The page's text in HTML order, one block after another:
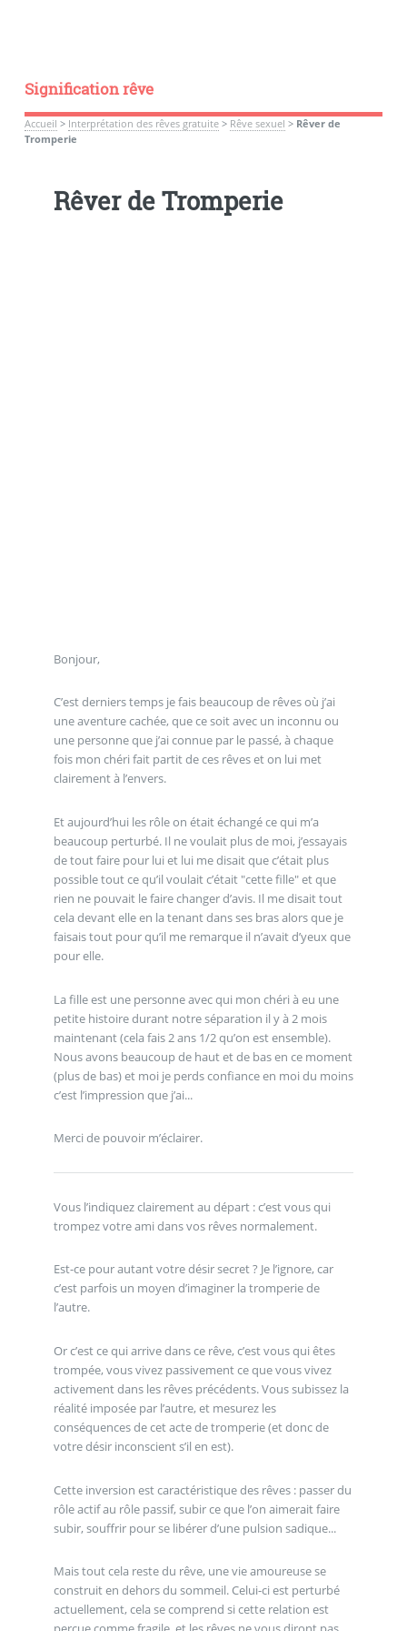
Signification rêve
Accueil > Interprétation des rêves gratuite> Rêve sexuel > Rêver de
Tromperie
Rêver de Tromperie
Bonjour,
C’est derniers temps je fais beaucoup de rêves où j’ai
une aventure cachée, que ce soit avec un inconnu ou
une personne que j’ai connue par le passé, à chaque
fois mon chéri fait partit de ces rêves et on lui met
clairement à l’envers.
Et aujourd’hui les rôle on était échangé ce qui m’a
beaucoup perturbé. Il ne voulait plus de moi, j’essayais
de tout faire pour lui et lui me disait que c’était plus
possible tout ce qu’il voulait c’était "cette fille" et que
rien ne pouvait le faire changer d’avis. Il me disait tout
cela devant elle en la tenant dans ses bras alors que je
faisais tout pour qu’il me remarque il n’avait d’yeux que
pour elle.
La fille est une personne avec qui mon chéri à eu une
petite histoire durant notre séparation il y à 2 mois
maintenant (cela fais 2 ans 1/2 qu’on est ensemble).
Nous avons beaucoup de haut et de bas en ce moment
(plus de bas) et moi je perds confiance en moi du moins
c’est l’impression que j’ai...
Merci de pouvoir m’éclairer.
Vous l’indiquez clairement au départ : c’est vous qui
trompez votre ami dans vos rêves normalement.
Est-ce pour autant votre désir secret ? Je l’ignore, car
c’est parfois un moyen d’imaginer la tromperie de
l’autre.
Or c’est ce qui arrive dans ce rêve, c’est vous qui êtes
trompée, vous vivez passivement ce que vous vivez
activement dans les rêves précédents. Vous subissez la
réalité imposée par l’autre, et mesurez les
conséquences de cet acte de tromperie (et donc de
votre désir inconscient s’il en est).
Cette inversion est caractéristique des rêves : passer du
rôle actif au rôle passif, subir ce que l’on aimerait faire
subir, souffrir pour se libérer d’une pulsion sadique...
Mais tout cela reste du rêve, une vie amoureuse se
construit en dehors du sommeil. Celui-ci est perturbé
actuellement, cela se comprend si cette relation est